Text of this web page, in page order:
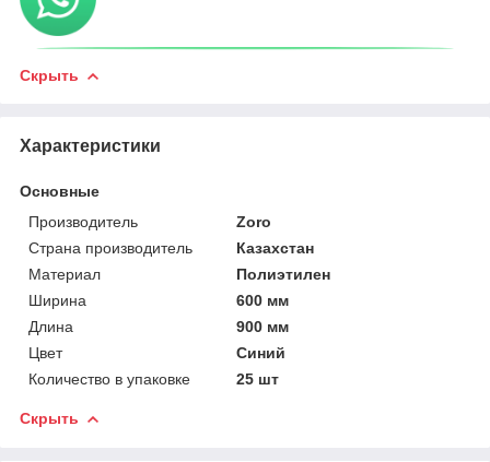
Скрыть
Характеристики
Основные
Производитель
Zoro
Страна производитель
Казахстан
Материал
Полиэтилен
Ширина
600 мм
Длина
900 мм
Цвет
Синий
Количество в упаковке
25 шт
Скрыть